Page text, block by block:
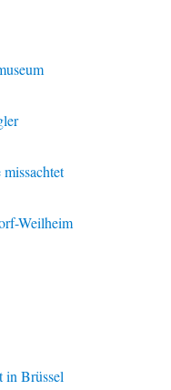
Weilheim
in Brüssel